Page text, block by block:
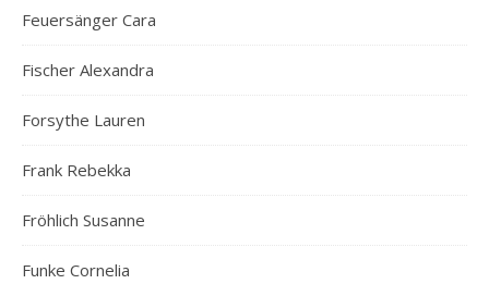
Feuersänger Cara
Fischer Alexandra
Forsythe Lauren
Frank Rebekka
Fröhlich Susanne
Funke Cornelia